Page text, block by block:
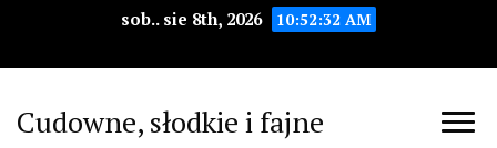
sob.. sie 8th, 2026 10:52:34 AM
Cudowne, słodkie i fajne